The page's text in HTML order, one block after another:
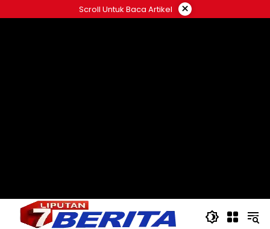
ke
Scroll Untuk Baca Artikel ×